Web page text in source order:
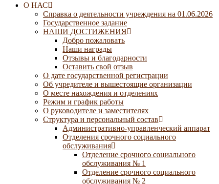
О НАС
Справка о деятельности учреждения на 01.06.2026
Государственное задание
НАШИ ДОСТИЖЕНИЯ
Добро пожаловать
Наши награды
Отзывы и благодарности
Оставить свой отзыв
О дате государственной регистрации
Об учредителе и вышестоящие организации
О месте нахождения и отделениях
Режим и график работы
О руководителе и заместителях
Структура и персональный состав
Административно-управленческий аппарат
Отделения срочного социального
обслуживания
Отделение срочного социального
обслуживания № 1
Отделение срочного социального
обслуживания № 2